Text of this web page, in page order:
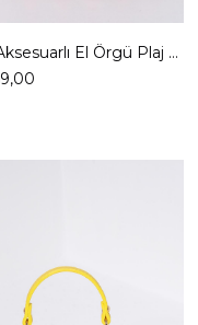
Deri Aksesuarlı El Örgü Plaj Günlük Çanta